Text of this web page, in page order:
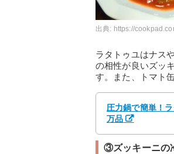
出典: https://
ラタトゥユはナス
の相性が良いズッ
す。また、トマト
圧力鍋で簡単！
万品
③ズッキーニの